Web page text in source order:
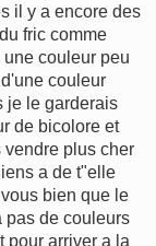
il y a encore des
fric comme
couleur peu
couleur
je le garderais
de bicolore et
vendre plus cher
a de t"elle
bien que le
pas de couleurs
pour arriver a la